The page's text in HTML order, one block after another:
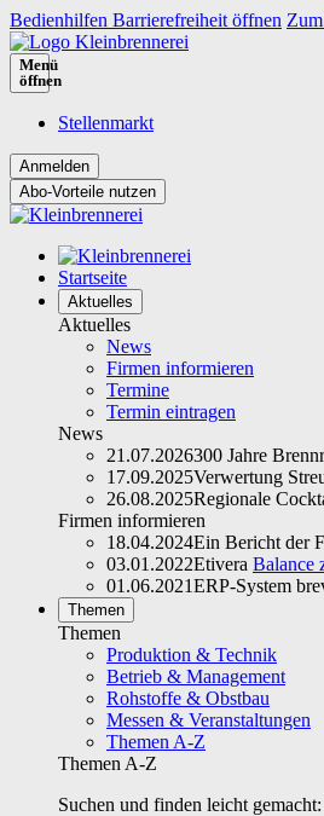
Bedienhilfen Barrierefreiheit öffnen
Menü
öffnen
Stellenmarkt
Abo-Vorteile nutzen
Startseite
Aktuelles
Aktuelles
News
Firmen informieren
Termine
Termin eintragen
News
21.07.2026300 Jahre
17.09.2025Verwertung
26.08.2025Regionale
Firmen informieren
18.04.2024Ein Bericht der
03.01.2022Etivera Balance
01.06.2021ERP-System
Themen
Themen
Produktion & Technik
Betrieb & Management
Rohstoffe & Obstbau
Messen & Veranstaltungen
Themen A-Z
Themen A-Z
Suchen und finden leicht